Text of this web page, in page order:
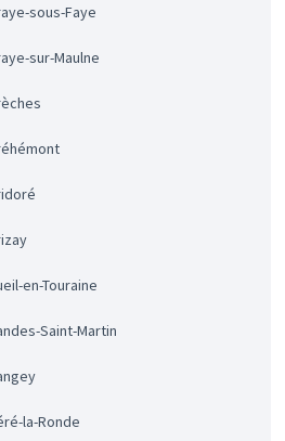
sous-Faye
sur-Maulne
en-Touraine
Saint-Martin
la-Ronde